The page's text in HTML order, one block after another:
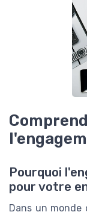
Pourquoi
pour votre
Dans un